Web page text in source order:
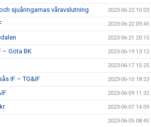
sjuåringarnas våravslutning 2023-06-22 10:03
2023-06-22 09:45
2023-06-21 20:15
– Göta BK 2023-06-19 13:12
2023-06-17 15:25
IF – TG&IF 2023-06-10 18:23
2023-06-09 11:32
2023-06-07 14:09
2023-06-05 08:45